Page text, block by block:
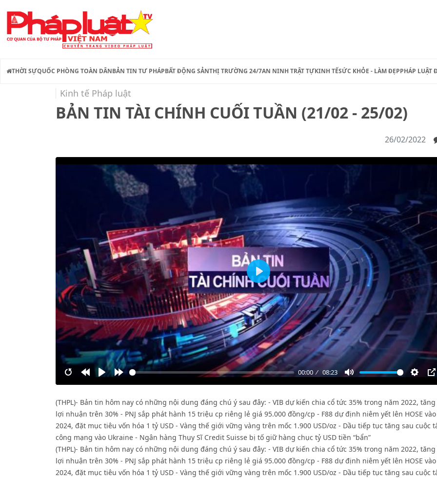
THỜI SỰQUỐC PHÒNG TOÀN DÂNBẢN TIN TƯ PHÁPBẤT ĐỘNG SẢNTHỊ TRƯỜNG 24/7AN NINH TRẬT TỰKINH TẾSỨC KHỎE - LÀM ĐẸPPHÁP LUẬT
Kinh tế Pháp luật
BẢN TIN TÀI CHÍNH CUỐI TUẦN (21/02 - 25/02)
26/02/2022
00:00 08:23
Play
(THPL)- Bản tin hôm nay có những nội dung đáng chú ý sau đây: - VIB dự kiến chia cổ tức 35% trong năm 2022,
lợi nhuận trên 30% - PNJ sắp phát hành 15 triệu cp riêng lẻ giá 95.000 đồng/cp - F88 dự định niêm yết lên HOSE
2024, đặt mục tiêu vốn hóa 1 tỷ USD - Vàng thế giới vững vàng trên mốc 1.900 USD/oz - Dầu tiếp tục tăng sau cuộc
công mạng vào Ukraine - Ngân hàng Thụy Sĩ Credit Suisse bị tố giữ hàng chục tỷ USD tiền “bẩn”
(THPL)- Bản tin hôm nay có những nội dung đáng chú ý sau đây: - VIB dự kiến chia cổ tức 35% trong năm 2022,
lợi nhuận trên 30% - PNJ sắp phát hành 15 triệu cp riêng lẻ giá 95.000 đồng/cp - F88 dự định niêm yết lên HOSE
2024, đặt mục tiêu vốn hóa 1 tỷ USD - Vàng thế giới vững vàng trên mốc 1.900 USD/oz - Dầu tiếp tục tăng sau cuộc